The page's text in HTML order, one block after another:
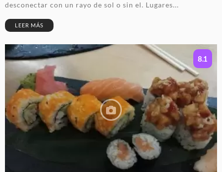
desconectar con un rayo de sol o sin el. Lugares...
LEER MÁS
8.1